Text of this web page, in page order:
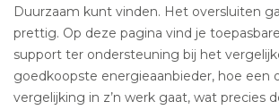
Duurzaam kunt vinden. Het oversluiten
prettig. Op deze pagina vind je
support ter ondersteuning bij het
goedkoopste energieaanbieder, hoe een
vergelijking in z’n werk gaat, wat precies